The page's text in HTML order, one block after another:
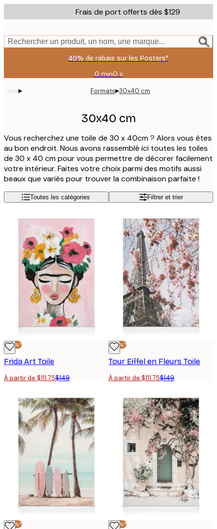
to
content.
Frais de port offerts dès $129
Rechercher un produit, un nom, une marque...
40% de rabais sur les Posters*
0 min0 s
Valable
jusqu'au
:
08-
06
▸ Formats▸30x40 cm
30x40 cm
Vous recherchez une toile de 30 x 40cm ? Alors vous êtes
au bon endroit. Nous avons rassemblé ici toutes les toiles
de 30 x 40 cm pour vous permettre de décorer facilement
votre intérieur. Faites votre choix parmi des motifs aussi
beaux que variés pour trouver la combinaison parfaite !
Toutes les catégories Filtrer et trier
-25%*
Frida Art Toile
À partir de $111.75$149
-25%*
Tour Eiffel en Fleurs Toile
À partir de $111.75$149
-25%* -25%*